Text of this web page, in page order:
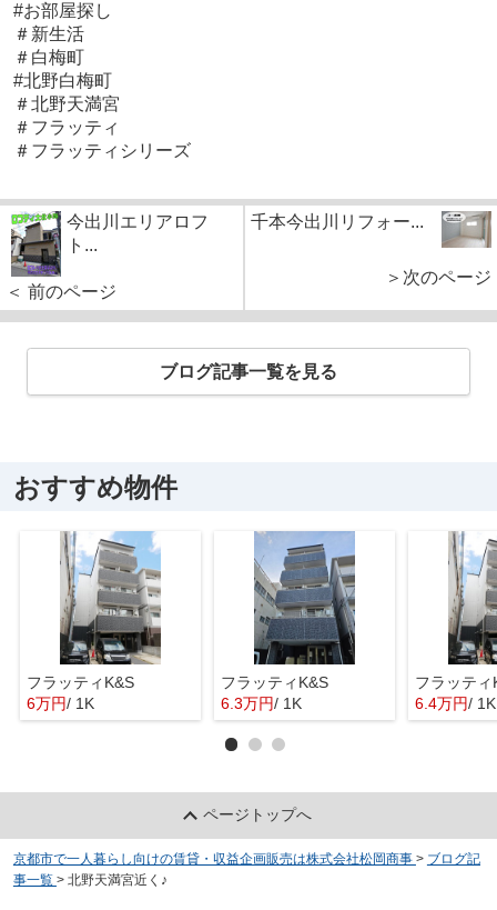
#お部屋探し
＃新生活
＃白梅町
#北野白梅町
＃北野天満宮
＃フラッティ
＃フラッティシリーズ
今出川エリアロフ
ト...
＜ 前のページ
千本今出川リフォー...
＞次のページ
ブログ記事一覧を見る
おすすめ物件
フラッティK&S
6万円/ 1K
フラッティK&S
6.3万円/ 1K
フラッティ
6.4万円/ 1K
ページトップへ
京都市で一人暮らし向けの賃貸・収益企画販売は株式会社松岡商事 > ブログ記
事一覧 > 北野天満宮近く♪